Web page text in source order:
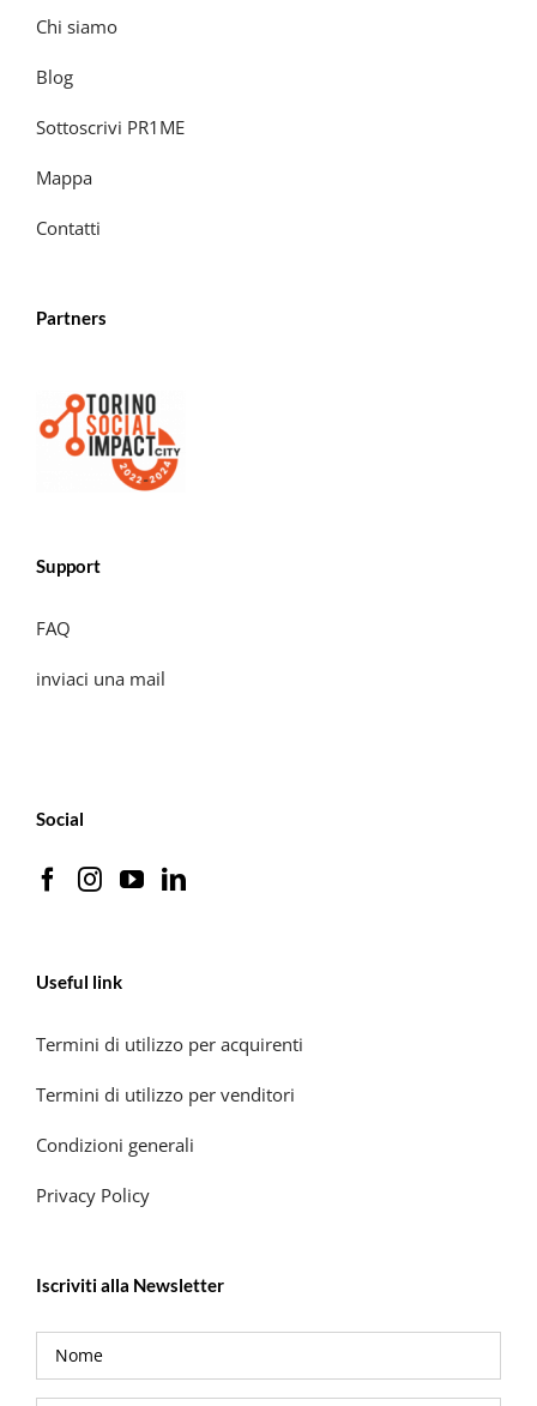
Chi siamo
Blog
Sottoscrivi PR1ME
Mappa
Contatti
Partners
Support
FAQ
inviaci una mail
Social
Useful link
Termini di utilizzo per acquirenti
Termini di utilizzo per venditori
Condizioni generali
Privacy Policy
Iscriviti alla Newsletter